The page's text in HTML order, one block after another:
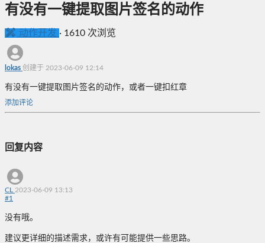
有没有一键提取图片签名的动作
动作开发 · 1610 次浏览
lokas 创建于 2023-06-09 12:14
有没有一键提取图片签名的动作，或者一键扣红章
添加评论
回复内容
CL 2023-06-09 13:13
#1
没有哦。
建议更详细的描述需求，或许有可能提供一些思路。